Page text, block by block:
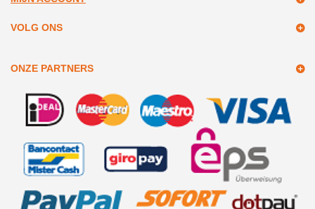
VOLG ONS
ONZE PARTNERS